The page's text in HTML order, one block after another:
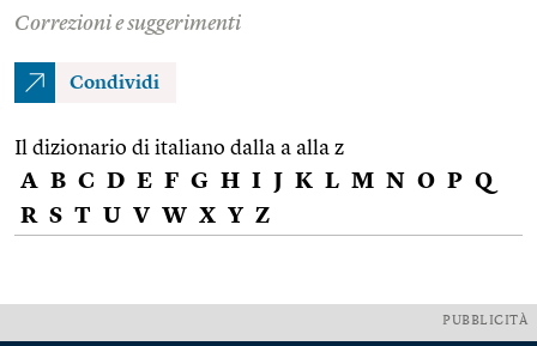
Correzioni e suggerimenti
Condividi
Il dizionario di italiano dalla a alla z
A B C D E F G H I J K L M N O P Q
R S T U V W X Y Z
PUBBLICITÀ